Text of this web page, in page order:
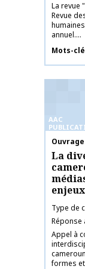
La revue
Revue
annuel....
Mots-
AAC
Nom de
La
enjeux
Type de
Réponse
Appel à
formes